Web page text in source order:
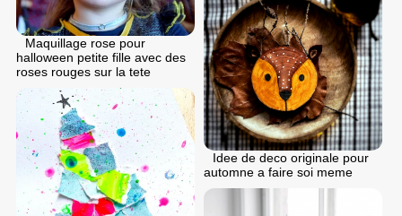
Maquillage rose pour
halloween petite fille avec des
roses rouges sur la tete
Idee de deco originale pour
automne a faire soi meme